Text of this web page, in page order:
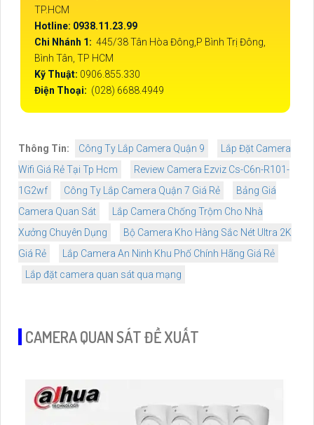
TP.HCM
Hotline: 0938.11.23.99
Chi Nhánh 1: 445/38 Tân Hòa Đông,P Bình Trị Đông,
Bình Tân, TP HCM
Kỹ Thuật: 0906.855.330
Điện Thoại: (028) 6688.4949
Thông Tin: Công Ty Lắp Camera Quận 9
Lắp Đặt Camera
Wifi Giá Rẻ Tại Tp Hcm
Review Camera Ezviz Cs-C6n-R101-
1G2wf
Công Ty Lắp Camera Quận 7 Giá Rẻ
Bảng Giá
Camera Quan Sát
Lắp Camera Chống Trộm Cho Nhà
Xưởng Chuyên Dụng
Bộ Camera Kho Hàng Sắc Nét Ultra 2K
Giá Rẻ
Lắp Camera An Ninh Khu Phố Chính Hãng Giá Rẻ
Lắp đặt camera quan sát qua mạng
CAMERA QUAN SÁT ĐỀ XUẤT